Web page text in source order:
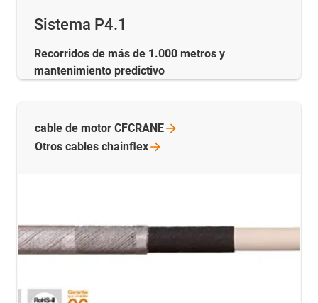
Sistema P4.1
Recorridos de más de 1.000 metros y
mantenimiento predictivo
cable de motor CFCRANE
Otros cables chainflex